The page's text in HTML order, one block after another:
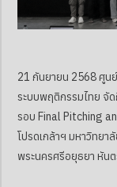
21 กันยายน 2568 ศูน
ระบบพฤติกรรมไทย จั
รอบ Final Pitching
โปรดเกล้าฯ มหาวิทย
พระนครศรีอยุธยา หัน